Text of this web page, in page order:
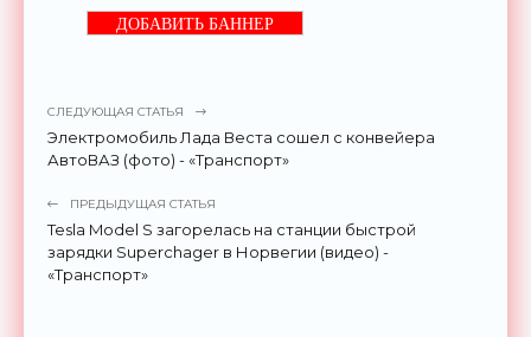
ДОБАВИТЬ БАННЕР
СЛЕДУЮЩАЯ СТАТЬЯ
Электромобиль Лада Веста сошел с конвейера
АвтоВАЗ (фото) - «Транспорт»
ПРЕДЫДУЩАЯ СТАТЬЯ
Tesla Model S загорелась на станции быстрой
зарядки Superchager в Норвегии (видео) -
«Транспорт»